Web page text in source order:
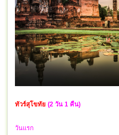
ทัวร์สุโขทัย (2 วัน 1 คืน)
วันแรก